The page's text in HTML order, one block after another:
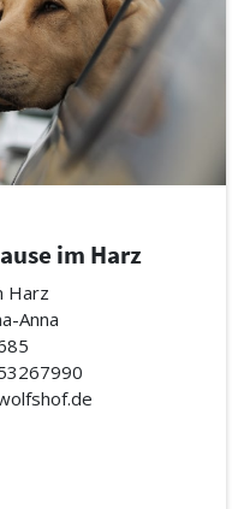
im Harz
Harz
Anna